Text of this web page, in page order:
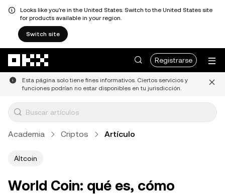
Looks like you're in the United States. Switch to the United States site
for products available in your region.
Switch site
Registrarse
Esta página solo tiene fines informativos. Ciertos servicios y
funciones podrían no estar disponibles en tu jurisdicción.
Academia Criptos Artículo
Altcoin
World Coin: qué es, cómo